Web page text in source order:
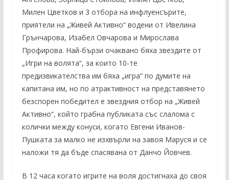
Милен Цветков и 3 отбора на инфлуенсърите,
приятели на „Живей Активно“ водени от Ивелина
Грънчарова, Изабел Овчарова и Мирослава
Профирова. Най-бързи очаквано бяха звездите от
„Игри на волята“, за които 10-те
предизвикателства им бяха „игра“ по думите на
капитана им, но по атрактивност на представянето
безспорен победител е звездния отбор на „Живей
Активно“, който грабна публиката със слалома с
колички между конуси, когато Евгени Иванов-
Пушката за малко не изхвърли на завоя Маруся и се
наложи тя да бъде спасявана от Данчо Йовчев.
В 12 часа когато игрите на воля достигнаха до своя